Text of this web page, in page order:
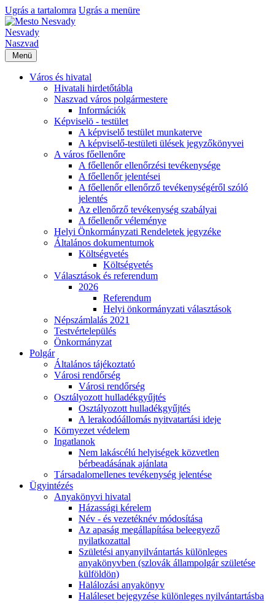
Ugrás a tartalomra Ugrás a menüre
Nesvady
Naszvad
Menü
Város és hivatal
Hivatali hirdetőtábla
Naszvad város polgármestere
Információk
Képviselö - testület
A képviselő testület munkaterve
A képviselő-testületi ülések jegyzőkönyvei
A város főellenőre
A főellenőr ellenőrzési tevékenysége
A főellenőr jelentései
A főellenőr ellenőrző tevékenységéről szóló
jelentés
Az ellenőrző tevékenység szabályai
A főellenőr véleménye
Helyi Önkormányzati Rendeletek jegyzéke
Általános dokumentumok
Költségvetés
Költségvetés
Választások és referendum
2026
Referendum
Helyi önkormányzati választások
Népszámlalás 2021
Testvértelepülés
Önkormányzat
Polgár
Általános tájékoztató
Városi rendőrség
Városi rendőrség
Osztályozott hulladékgyűjtés
Osztályozott hulladékgyűjtés
A lerakodóállomás nyitvatartási ideje
Környezet védelem
Ingatlanok
Nem lakáscélú helyiségek közvetlen
bérbeadásának ajánlata
Társadalomellenes tevékenység jelentése
Ügyintézés
Anyakönyvi hivatal
Házassági kérelem
Név - és vezetéknév módosítása
Az apaság megállapítása beleegyező
nyilatkozattal
Születési anyanyilvántartás különleges
anyakönyvben (szlovák állampolgár születése
külföldön)
Halálozási anyakönyv
Haláleset bejegyzése különleges nyilvántartásba